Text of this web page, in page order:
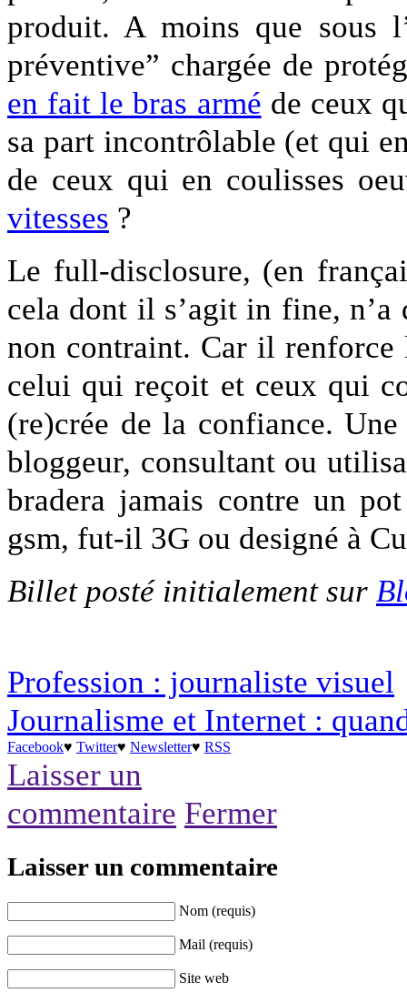
produit. A moins que sous
préventive” chargée de
en fait le bras armé de ceux
sa part incontrôlable (et qui
de ceux qui en coulisses
vitesses ?
Le full-disclosure, (en
cela dont il s’agit in fine,
non contraint. Car il
celui qui reçoit et ceux qui
(re)crée de la confiance.
bloggeur, consultant ou
bradera jamais contre un
gsm, fut-il 3G ou designé à
Billet posté initialement sur
Profession : journaliste visuel
Journalisme et Internet :
Facebook♥ Twitter♥ Newsletter♥ RSS
Laisser un
commentaire Fermer
Laisser un commentaire
Nom (requis)
Mail (requis)
Site web